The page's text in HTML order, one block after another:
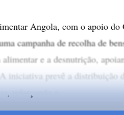
Angola, com o apoio do
campanha de recolha de
alimentar e a desnutrição,
iniciativa prevê a distribuição